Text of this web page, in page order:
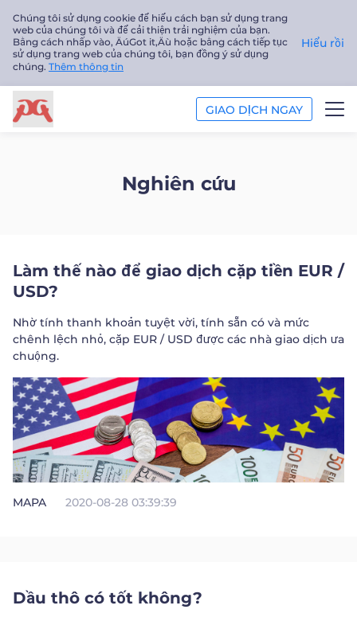
Chúng tôi sử dụng cookie để hiểu cách bạn sử dụng trang
web của chúng tôi và để cải thiện trải nghiệm của bạn.
Bằng cách nhấp vào‚ ÄúGot it‚Äù hoặc bằng cách tiếp tục
sử dụng trang web của chúng tôi, bạn đồng ý sử dụng
chúng. Thêm thông tin
Hiểu rồi
GIAO DỊCH NGAY
GIÁO DỤC
Công ty
Tiếng Việt
Trader
Nghiên cứu
Làm thế nào để giao dịch cặp tiền EUR /
USD?
Nhờ tính thanh khoản tuyệt vời, tính sẵn có và mức
chênh lệch nhỏ, cặp EUR / USD được các nhà giao dịch ưa
chuộng.
MAPA 2020-08-28 03:39:39
Dầu thô có tốt không?